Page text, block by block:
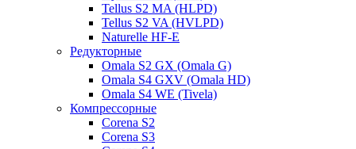
Tellus S2 MA (HLPD)
Tellus S2 VA (HVLPD)
Naturelle HF-E
Редукторные
Omala S2 GX (Omala G)
Omala S4 GXV (Omala HD)
Omala S4 WE (Tivela)
Компрессорные
Corena S2
Corena S3